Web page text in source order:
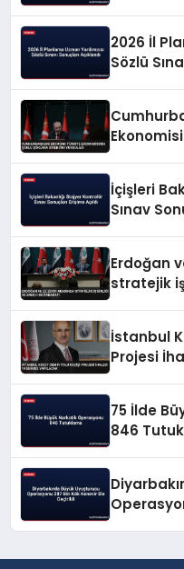
2026 İl
Sözlü
İçişleri
Sınav
Erdoğan
stratejik
İstanbul
Projesi
75 İlde
846